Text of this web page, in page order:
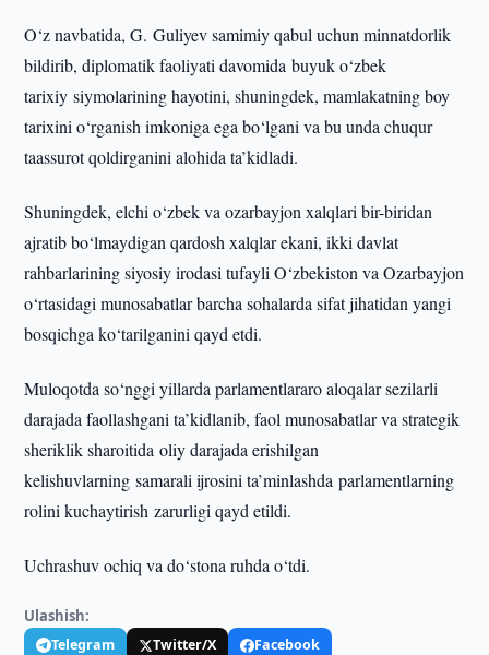
O‘z navbatida, G. Guliyev samimiy qabul uchun minnatdorlik
bildirib, diplomatik faoliyati davomida buyuk o‘zbek
tarixiy siymolarining hayotini, shuningdek, mamlakatning boy
tarixini o‘rganish imkoniga ega bo‘lgani va bu unda chuqur
taassurot qoldirganini alohida ta’kidladi.
Shuningdek, elchi o‘zbek va ozarbayjon xalqlari bir-biridan
ajratib bo‘lmaydigan qardosh xalqlar ekani, ikki davlat
rahbarlarining siyosiy irodasi tufayli O‘zbekiston va Ozarbayjon
o‘rtasidagi munosabatlar barcha sohalarda sifat jihatidan yangi
bosqichga ko‘tarilganini qayd etdi.
Muloqotda so‘nggi yillarda parlamentlararo aloqalar sezilarli
darajada faollashgani ta’kidlanib, faol munosabatlar va strategik
sheriklik sharoitida oliy darajada erishilgan
kelishuvlarning samarali ijrosini ta’minlashda parlamentlarning
rolini kuchaytirish zarurligi qayd etildi.
Uchrashuv ochiq va do‘stona ruhda o‘tdi.
Ulashish:
Telegram Twitter/X
Facebook